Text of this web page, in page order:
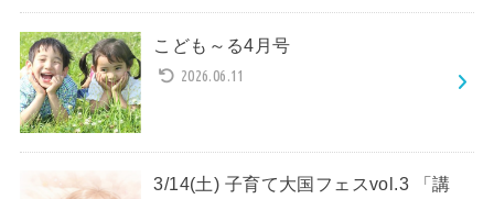
こども～る4月号
2026.06.11
3/14(土) 子育て大国フェスvol.3 「講